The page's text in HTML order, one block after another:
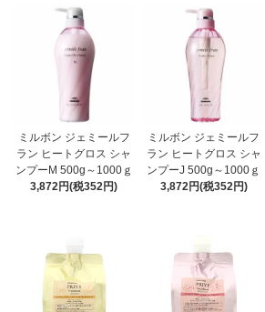
ミルボン ジェミールフ
ラン ヒートグロス シャ
ンプーM 500g～1000ｇ
3,872円(税352円)
ミルボン ジェミールフ
ラン ヒートグロス シャ
ンプーJ 500g～1000ｇ
3,872円(税352円)